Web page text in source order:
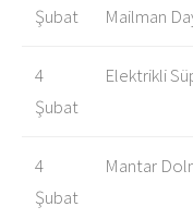
Şubat
Mailman
4
Şubat
Elektrikli
4
Şubat
Mantar